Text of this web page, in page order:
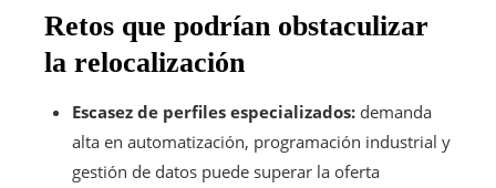
Retos que podrían obstaculizar
la relocalización
Escasez de perfiles especializados: demanda
alta en automatización, programación industrial y
gestión de datos puede superar la oferta